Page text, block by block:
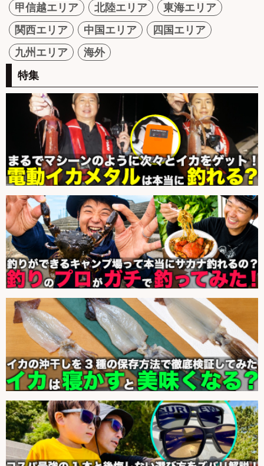
甲信越エリア
北陸エリア
東海エリア
関西エリア
中国エリア
四国エリア
九州エリア
海外
特集